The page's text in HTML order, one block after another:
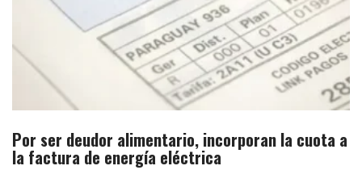
Por ser deudor alimentario, incorporan la cuota a
la factura de energía eléctrica